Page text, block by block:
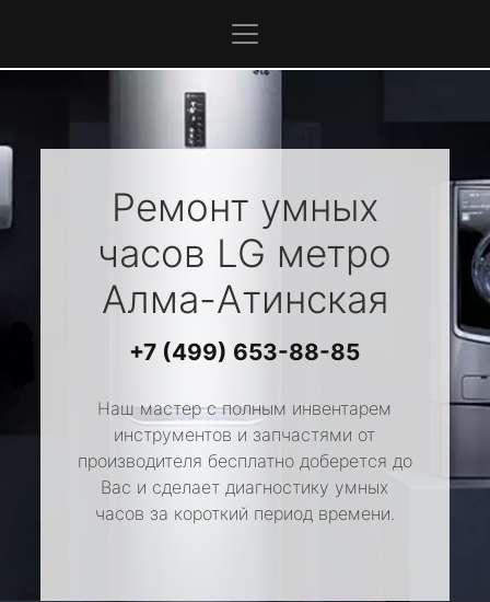
Ремонт умных
часов LG метро
Алма-Атинская
+7 (499) 653-88-85
Наш мастер с полным инвентарем
инструментов и запчастями от
производителя бесплатно доберется до
Вас и сделает диагностику умных
часов за короткий период времени.